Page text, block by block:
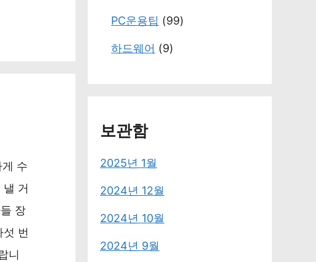
수
거
장
섯 번
니
PC운용팁 (99)
하드웨어 (9)
보관함
2025년 1월
2024년 12월
2024년 10월
2024년 9월